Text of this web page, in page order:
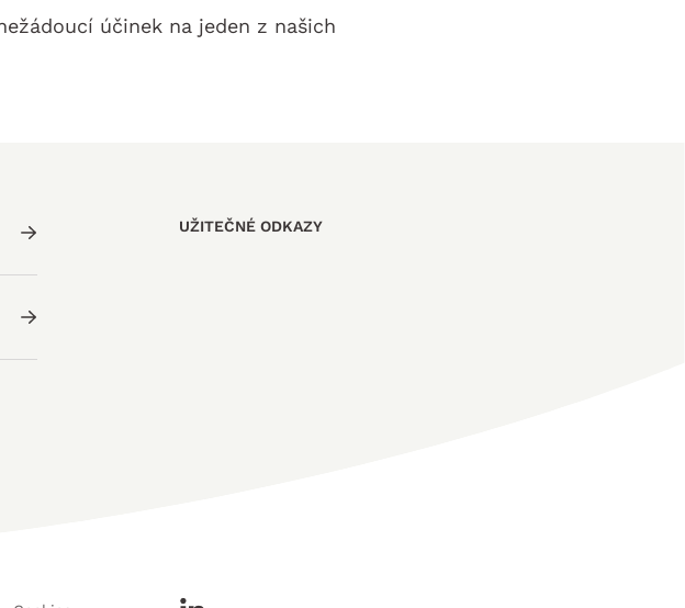
účinek na jeden z našich
UŽITEČNÉ ODKAZY